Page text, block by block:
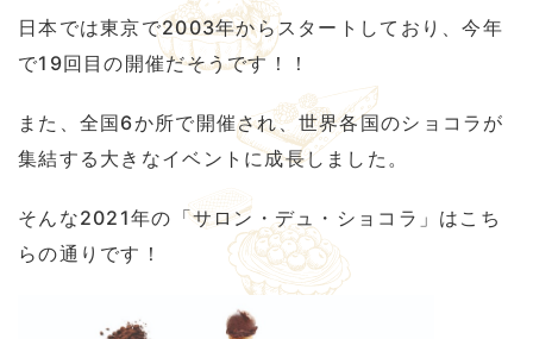
日本では東京で2003年からスタートしており、今年
で19回目の開催だそうです！！
また、全国6か所で開催され、世界各国のショコラが
集結する大きなイベントに成長しました。
そんな2021年の「サロン・デュ・ショコラ」はこち
らの通りです！